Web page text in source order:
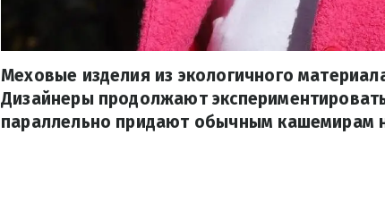
Меховые изделия из экологичного
Дизайнеры продолжают
параллельно придают обычным кашемирам